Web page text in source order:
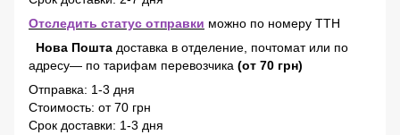
Отследить статус отправки можно по номеру ТТН
Нова Пошта доставка в отделение, почтомат или по
адресу— по тарифам перевозчика (от 70 грн)
Отправка: 1-3 дня
Стоимость: от 70 грн
Срок доставки: 1-3 дня